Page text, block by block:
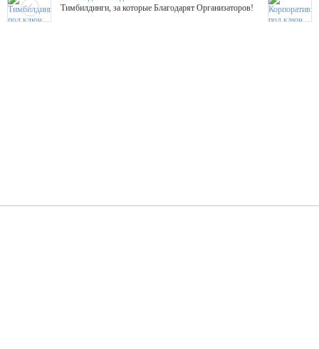
Тимбилдинги, за которые Благодарят Организаторов!